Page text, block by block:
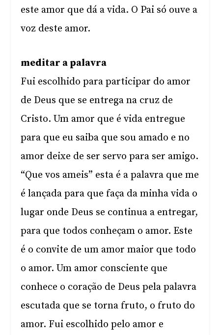
este amor que dá a vida. O Pai só ouve a
voz deste amor.
meditar a palavra
Fui escolhido para participar do amor
de Deus que se entrega na cruz de
Cristo. Um amor que é vida entregue
para que eu saiba que sou amado e no
amor deixe de ser servo para ser amigo.
“Que vos ameis” esta é a palavra que me
é lançada para que faça da minha vida o
lugar onde Deus se continua a entregar,
para que todos conheçam o amor. Este
é o convite de um amor maior que todo
o amor. Um amor consciente que
conhece o coração de Deus pela palavra
escutada que se torna fruto, o fruto do
amor. Fui escolhido pelo amor e